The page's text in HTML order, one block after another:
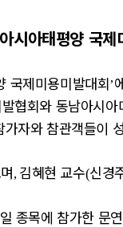
시아태평양 국제
국제미용미발대회 ’
협회와 동남아시
가자와 참관객들이
, 김혜현 교수(신경
종목에 참가한 문